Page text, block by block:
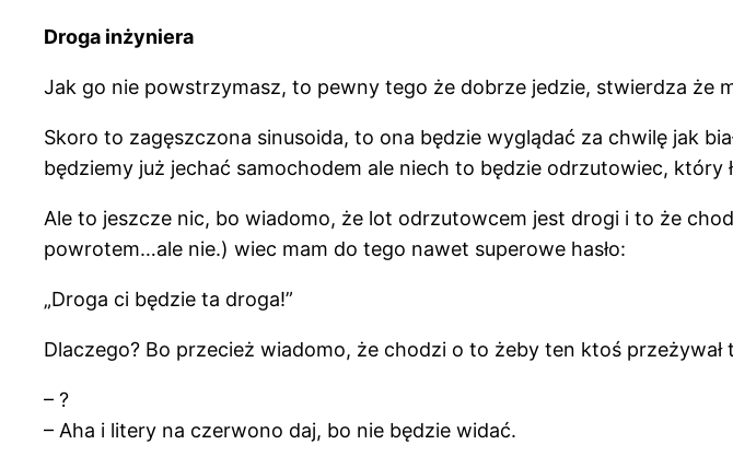
Droga inżyniera
Jak go nie powstrzymasz, to pewny tego że dobrze jedzie, stwierdza że
Skoro to zagęszczona sinusoida, to ona będzie wyglądać za chwilę jak
będziemy już jechać samochodem ale niech to będzie odrzutowiec,
Ale to jeszcze nic, bo wiadomo, że lot odrzutowcem jest drogi i to że
powrotem…ale nie.) wiec mam do tego nawet superowe hasło:
„Droga ci będzie ta droga!”
Dlaczego? Bo przecież wiadomo, że chodzi o to żeby ten ktoś
– ?
– Aha i litery na czerwono daj, bo nie będzie widać.